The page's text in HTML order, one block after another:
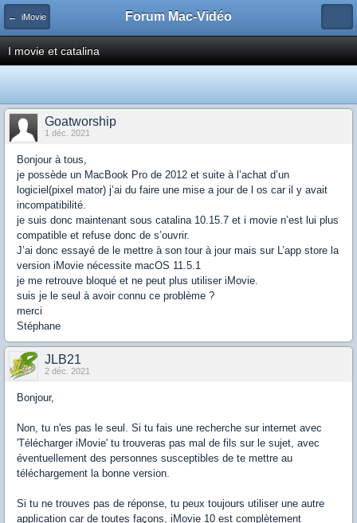
← iMovie Forum Mac-Vidéo
I movie et catalina
Goatworship
1 déc. 2021
Bonjour à tous,
je possède un MacBook Pro de 2012 et suite à l’achat d’un
logiciel(pixel mator) j’ai du faire une mise a jour de l os car il y avait
incompatibilité.
je suis donc maintenant sous catalina 10.15.7 et i movie n’est lui plus
compatible et refuse donc de s’ouvrir.
J’ai donc essayé de le mettre à son tour à jour mais sur L’app store la
version iMovie nécessite macOS 11.5.1
je me retrouve bloqué et ne peut plus utiliser iMovie.
suis je le seul à avoir connu ce problème ?
merci
Stéphane
JLB21
2 déc. 2021
Bonjour,
Non, tu n'es pas le seul. Si tu fais une recherche sur internet avec
'Télécharger iMovie' tu trouveras pas mal de fils sur le sujet, avec
éventuellement des personnes susceptibles de te mettre au
téléchargement la bonne version.
Si tu ne trouves pas de réponse, tu peux toujours utiliser une autre
application car de toutes façons, iMovie 10 est complètement